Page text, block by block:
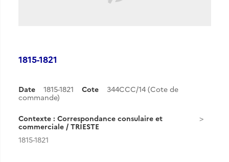
1815-1821
Date 1815-1821 Cote
344CCC/14 (Cote de
commande)
Contexte : Correspondance consulaire et
commerciale / TRIESTE
1815-1821